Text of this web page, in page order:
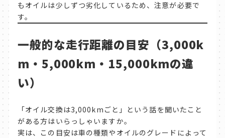
もオイルは少しずつ劣化しているため、注意が必要で
す。
一般的な走行距離の目安（3,000k
m・5,000km・15,000kmの違
い）
「オイル交換は3,000kmごと」という話を聞いたこと
がある方はいらっしゃいますか。
実は、この目安は車の種類やオイルのグレードによって